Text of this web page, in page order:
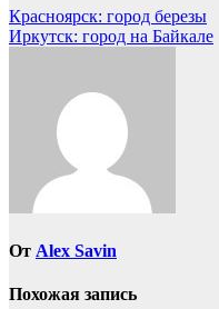
Навигация
по
Красноярск: город березы
Иркутск: город на Байкале
От Alex Savin
Похожая запись